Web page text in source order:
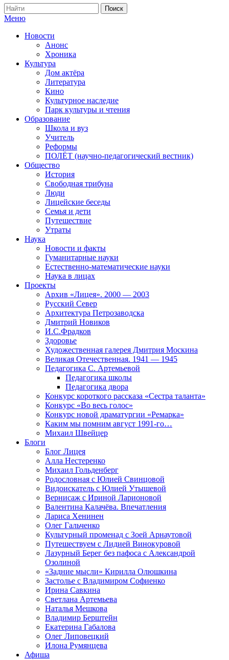
Меню
Новости
Анонс
Хроника
Культура
Дом актёра
Литература
Кино
Культурное наследие
Парк культуры и чтения
Образование
Школа и вуз
Учитель
Реформы
ПОЛЁТ (научно-педагогический вестник)
Общество
История
Свободная трибуна
Люди
Лицейские беседы
Семья и дети
Путешествие
Утраты
Наука
Новости и факты
Гуманитарные науки
Естественно-математические науки
Наука в лицах
Проекты
Архив «Лицея». 2000 — 2003
Русский Север
Архитектура Петрозаводска
Дмитрий Новиков
И.С.Фрадков
Здоровье
Художественная галерея Дмитрия Москина
Великая Отечественная. 1941 — 1945
Педагогика С. Артемьевой
Педагогика школы
Педагогика двора
Конкурс короткого рассказа «Сестра таланта»
Конкурс «Во весь голос»
Конкурс новой драматургии «Ремарка»
Каким мы помним август 1991-го…
Михаил Швейцер
Блоги
Блог Лицея
Алла Нестеренко
Михаил Гольденберг
Родословная с Юлией Свинцовой
Видоискатель с Юлией Утышевой
Вернисаж с Ириной Ларионовой
Валентина Калачёва. Впечатления
Лариса Хенинен
Олег Гальченко
Культурный променад с Зоей Арнаутовой
Путешествуем с Лидией Винокуровой
Лазурный Берег без пафоса с Александрой
Озолиной
«Задние мысли» Кирилла Олюшкина
Застолье с Владимиром Софиенко
Ирина Савкина
Светлана Артемьева
Наталья Мешкова
Владимир Берштейн
Екатерина Габалова
Олег Липовецкий
Илона Румянцева
Афиша